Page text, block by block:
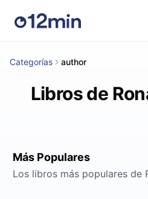
Categorías author
Libros de
Más Populares
Los libros más populares de